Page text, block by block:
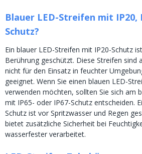
Blauer LED-Streifen mit IP20,
Schutz?
Ein blauer LED-Streifen mit IP20-Schutz
Berührung geschützt. Diese Streifen sind
nicht für den Einsatz in feuchter
geeignet. Wenn Sie einen blauen LED-
verwenden möchten, sollten Sie sich am
mit IP65- oder IP67-Schutz entscheiden.
Schutz ist vor Spritzwasser und Regen
bietet zusätzliche Sicherheit bei
wasserfester verarbeitet.